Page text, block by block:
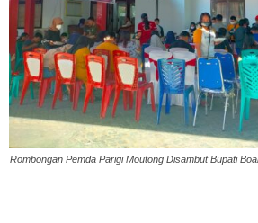
Rombongan Pemda Parigi Moutong Disambut Bupati